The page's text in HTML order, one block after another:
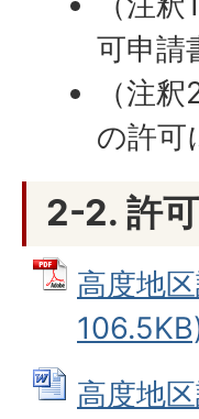
可申請
（注
の許可
2-2. 許
高度地
高度地